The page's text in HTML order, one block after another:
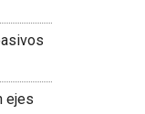
ejes